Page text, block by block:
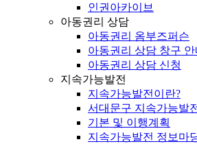
인권아카이브
아동권리 상담
아동권리 옴부즈퍼슨
아동권리 상담 창구 안
아동권리 상담 신청
지속가능발전
지속가능발전이란?
서대문구 지속가능발
기본 및 이행계획
지속가능발전 정보마